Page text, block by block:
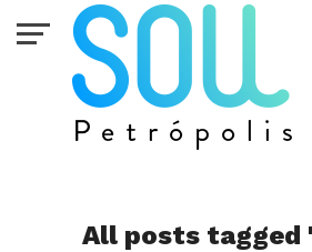
All posts tagged